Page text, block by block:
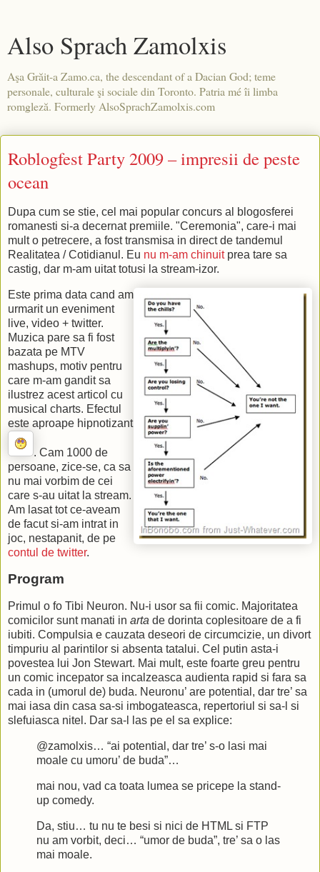
Also Sprach Zamolxis
Aşa Grăit-a Zamo.ca, the descendant of a Dacian God; teme
personale, culturale şi sociale din Toronto. Patria mé îi limba
romgleză. Formerly AlsoSprachZamolxis.com
Roblogfest Party 2009 – impresii de peste
ocean
Dupa cum se stie, cel mai popular concurs al blogosferei
romanesti si-a decernat premiile. "Ceremonia", care-i mai
mult o petrecere, a fost transmisa in direct de tandemul
Realitatea / Cotidianul. Eu nu m-am chinuitprea tare sa
castig, dar m-am uitat totusi la stream-izor.
Este prima data cand am
urmarit un eveniment
live, video + twitter.
Muzica pare sa fi fost
bazata pe MTV
mashups, motiv pentru
care m-am gandit sa
ilustrez acest articol cu
musical charts. Efectul
este aproape hipnotizant
. Cam 1000 de
persoane, zice-se, ca sa
nu mai vorbim de cei
care s-au uitat la stream.
Am lasat tot ce-aveam
de facut si-am intrat in
joc, nestapanit, de pe
contul de twitter.
Program
Primul o fo Tibi Neuron. Nu-i usor sa fii comic. Majoritatea
comicilor sunt manati in arta de dorinta coplesitoare de a fi
iubiti. Compulsia e cauzata deseori de circumcizie, un divort
timpuriu al parintilor si absenta tatalui. Cel putin asta-i
povestea lui Jon Stewart. Mai mult, este foarte greu pentru
un comic incepator sa incalzeasca audienta rapid si fara sa
cada in (umorul de) buda. Neuronu’ are potential, dar tre’ sa
mai iasa din casa sa-si imbogateasca, repertoriul si sa-l si
slefuiasca nitel. Dar sa-l las pe el sa explice:
@zamolxis… “ai potential, dar tre’ s-o lasi mai
moale cu umoru’ de buda”…
mai nou, vad ca toata lumea se pricepe la stand-
up comedy.
Da, stiu… tu nu te besi si nici de HTML si FTP
nu am vorbit, deci… “umor de buda”, tre’ sa o las
mai moale.